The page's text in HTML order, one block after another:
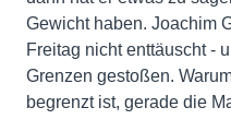
Gewicht haben. Joachim
Freitag nicht enttäuscht -
Grenzen gestoßen.
begrenzt ist, gerade die